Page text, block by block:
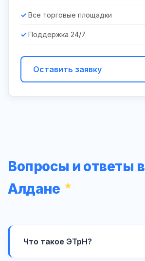
Все торговые площадки
Поддержка 24/7
Оставить заявку
Вопросы и ответы в
Алдане
Что такое ЭТрН?